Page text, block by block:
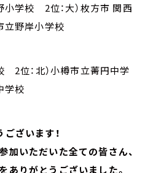
小学校 2位：大）枚方市 関西
立野岸小学校
2位：北）小樽市立菁円中学
学校
ざいます！
加いただいた全ての皆さん、
ありがとうございました。